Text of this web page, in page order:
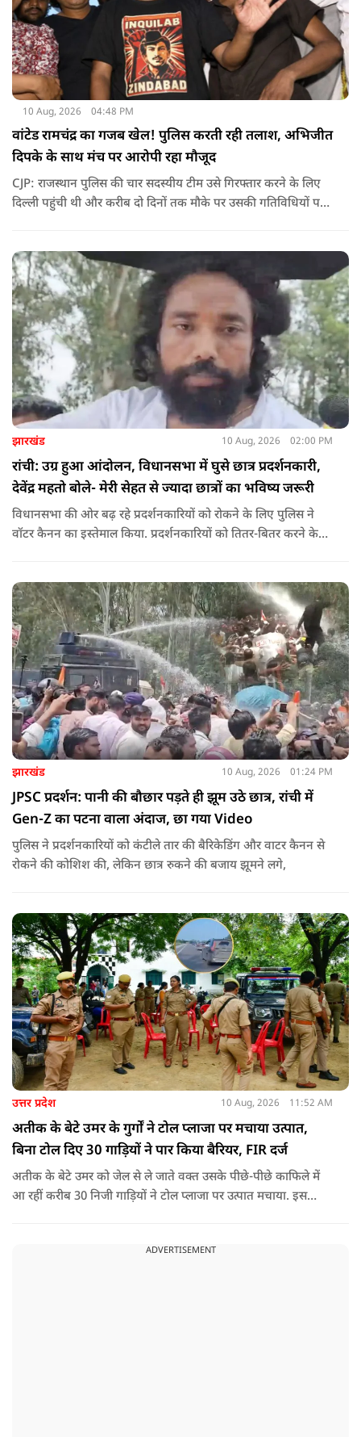
10 Aug, 2026 04:48 PM
वांटेड रामचंद्र का गजब खेल! पुलिस करती रही तलाश, अभिजीत
दिपके के साथ मंच पर आरोपी रहा मौजूद
CJP: राजस्थान पुलिस की चार सदस्यीय टीम उसे गिरफ्तार करने के लिए
दिल्ली पहुंची थी और करीब दो दिनों तक मौके पर उसकी गतिविधियों पर
झारखंड 10 Aug, 2026 02:00 PM
रांची: उग्र हुआ आंदोलन, विधानसभा में घुसे छात्र प्रदर्शनकारी,
देवेंद्र महतो बोले- मेरी सेहत से ज्यादा छात्रों का भविष्य जरूरी
विधानसभा की ओर बढ़ रहे प्रदर्शनकारियों को रोकने के लिए पुलिस ने
वॉटर कैनन का इस्तेमाल किया. प्रदर्शनकारियों को तितर-बितर करने के
झारखंड 10 Aug, 2026 01:24 PM
JPSC प्रदर्शन: पानी की बौछार पड़ते ही झूम उठे छात्र, रांची में
Gen-Z का पटना वाला अंदाज, छा गया Video
पुलिस ने प्रदर्शनकारियों को कंटीले तार की बैरिकेडिंग और वाटर कैनन से
रोकने की कोशिश की, लेकिन छात्र रुकने की बजाय झूमने लगे,
उत्तर प्रदेश 10 Aug, 2026 11:52 AM
अतीक के बेटे उमर के गुर्गों ने टोल प्लाजा पर मचाया उत्पात,
बिना टोल दिए 30 गाड़ियों ने पार किया बैरियर, FIR दर्ज
अतीक के बेटे उमर को जेल से ले जाते वक्त उसके पीछे-पीछे काफिले में
आ रहीं करीब 30 निजी गाड़ियों ने टोल प्लाजा पर उत्पात मचाया. इस
ADVERTISEMENT